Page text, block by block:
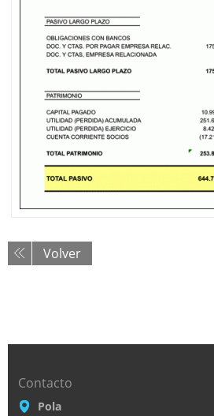
Volver
Contacto
Pola